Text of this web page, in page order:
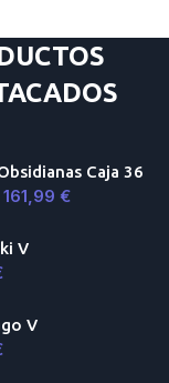
Caja 36
161,99 €
V
V